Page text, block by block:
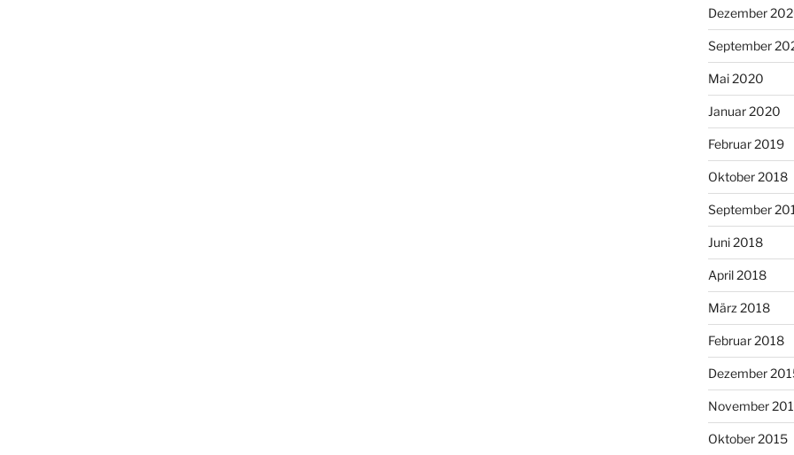
Dezember
September
Mai 2020
Januar 2020
Februar 2019
Oktober 2018
September
Juni 2018
April 2018
März 2018
Februar 2018
Dezember
November
Oktober 2015